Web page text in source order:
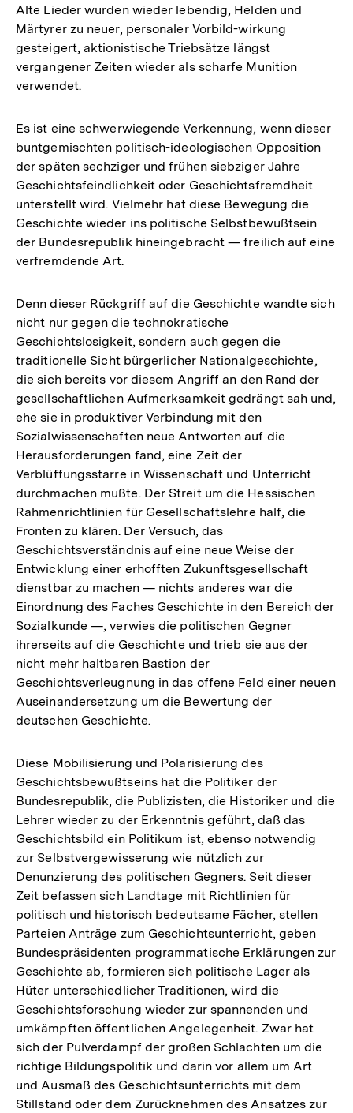
Alte Lieder wurden wieder lebendig, Helden und
Märtyrer zu neuer, personaler Vorbild-wirkung
gesteigert, aktionistische Triebsätze längst
vergangener Zeiten wieder als scharfe Munition
verwendet.
Es ist eine schwerwiegende Verkennung, wenn dieser
buntgemischten politisch-ideologischen Opposition
der späten sechziger und frühen siebziger Jahre
Geschichtsfeindlichkeit oder Geschichtsfremdheit
unterstellt wird. Vielmehr hat diese Bewegung die
Geschichte wieder ins politische Selbstbewußtsein
der Bundesrepublik hineingebracht — freilich auf eine
verfremdende Art.
Denn dieser Rückgriff auf die Geschichte wandte sich
nicht nur gegen die technokratische
Geschichtslosigkeit, sondern auch gegen die
traditionelle Sicht bürgerlicher Nationalgeschichte,
die sich bereits vor diesem Angriff an den Rand der
gesellschaftlichen Aufmerksamkeit gedrängt sah und,
ehe sie in produktiver Verbindung mit den
Sozialwissenschaften neue Antworten auf die
Herausforderungen fand, eine Zeit der
Verblüffungsstarre in Wissenschaft und Unterricht
durchmachen mußte. Der Streit um die Hessischen
Rahmenrichtlinien für Gesellschaftslehre half, die
Fronten zu klären. Der Versuch, das
Geschichtsverständnis auf eine neue Weise der
Entwicklung einer erhofften Zukunftsgesellschaft
dienstbar zu machen — nichts anderes war die
Einordnung des Faches Geschichte in den Bereich der
Sozialkunde —, verwies die politischen Gegner
ihrerseits auf die Geschichte und trieb sie aus der
nicht mehr haltbaren Bastion der
Geschichtsverleugnung in das offene Feld einer neuen
Auseinandersetzung um die Bewertung der
deutschen Geschichte.
Diese Mobilisierung und Polarisierung des
Geschichtsbewußtseins hat die Politiker der
Bundesrepublik, die Publizisten, die Historiker und die
Lehrer wieder zu der Erkenntnis geführt, daß das
Geschichtsbild ein Politikum ist, ebenso notwendig
zur Selbstvergewisserung wie nützlich zur
Denunzierung des politischen Gegners. Seit dieser
Zeit befassen sich Landtage mit Richtlinien für
politisch und historisch bedeutsame Fächer, stellen
Parteien Anträge zum Geschichtsunterricht, geben
Bundespräsidenten programmatische Erklärungen zur
Geschichte ab, formieren sich politische Lager als
Hüter unterschiedlicher Traditionen, wird die
Geschichtsforschung wieder zur spannenden und
umkämpften öffentlichen Angelegenheit. Zwar hat
sich der Pulverdampf der großen Schlachten um die
richtige Bildungspolitik und darin vor allem um Art
und Ausmaß des Geschichtsunterrichts mit dem
Stillstand oder dem Zurücknehmen des Ansatzes zur